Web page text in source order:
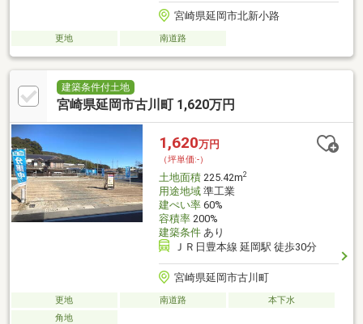
宮崎県延岡市北新小路
更地 南道路
建築条件付土地
宮崎県延岡市古川町 1,620万円
1,620万円
（坪単価:-）
土地面積225.42m2
用途地域準工業
建ぺい率60%
容積率200%
建築条件あり
ＪＲ日豊本線 延岡駅 徒歩30分
宮崎県延岡市古川町
更地 南道路
本下水
角地